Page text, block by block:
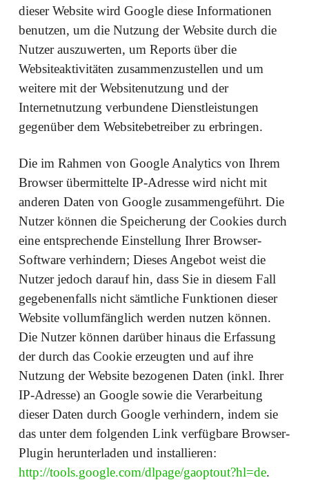
dieser Website wird Google diese Informationen
benutzen, um die Nutzung der Website durch die
Nutzer auszuwerten, um Reports über die
Websiteaktivitäten zusammenzustellen und um
weitere mit der Websitenutzung und der
Internetnutzung verbundene Dienstleistungen
gegenüber dem Websitebetreiber zu erbringen.
Die im Rahmen von Google Analytics von Ihrem
Browser übermittelte IP-Adresse wird nicht mit
anderen Daten von Google zusammengeführt. Die
Nutzer können die Speicherung der Cookies durch
eine entsprechende Einstellung Ihrer Browser-
Software verhindern; Dieses Angebot weist die
Nutzer jedoch darauf hin, dass Sie in diesem Fall
gegebenenfalls nicht sämtliche Funktionen dieser
Website vollumfänglich werden nutzen können.
Die Nutzer können darüber hinaus die Erfassung
der durch das Cookie erzeugten und auf ihre
Nutzung der Website bezogenen Daten (inkl. Ihrer
IP-Adresse) an Google sowie die Verarbeitung
dieser Daten durch Google verhindern, indem sie
das unter dem folgenden Link verfügbare Browser-
Plugin herunterladen und installieren:
http://tools.google.com/dlpage/gaoptout?hl=de.